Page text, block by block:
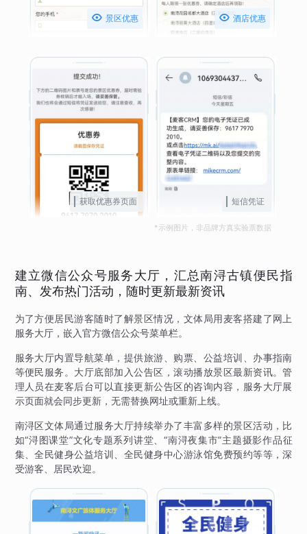
 景区优惠  酒店优惠
获取优惠券页面 短信凭证
*示例图片，非品牌方真实验票数据
建立微信公众号服务大厅，汇总南浔古镇便民指
南、发布热门活动，随时更新最新资讯
为了方便居民游客随时了解景区情况，文体局用麦客搭建了网上
服务大厅，嵌入官方微信公众号菜单栏。
服务大厅内置导航菜单，提供旅游、购票、公益培训、办事指南
等便民服务。大厅底部加入公告区，滚动播放景区最新资讯。管
理人员在麦客后台可以直接更新公告区的咨询内容，服务大厅展
示页面就会同步更新，无需替换网址或重新上线。
南浔区文体局通过服务大厅持续举办了丰富多样的景区活动，比
如“浔图课堂”文化专题系列讲堂、“南浔夜集市”主题摄影作品征
集、全民健身公益培训、全民健身中心游泳馆免费预约等等，深
受游客、居民欢迎。